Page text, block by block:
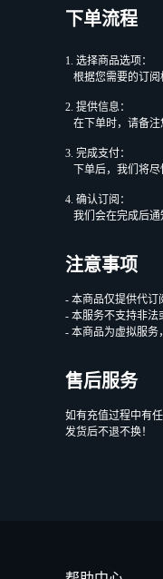
下单流程
1. 选择商品选项：
根据您需要的订阅
2. 提供信息：
在下单时，请备注
3. 完成支付：
下单后，我们将尽
4. 确认订阅：
我们会在完成后通
注意事项
- 本商品仅提供代
- 本服务不支持非法
- 本商品为虚拟服
售后服务
如有充值过程中有
发货后不退不换！